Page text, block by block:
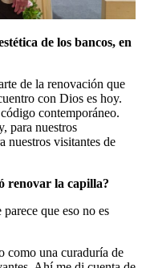
de los bancos, en
de la renovación que
con Dios es hoy.
contemporáneo.
para nuestros
nuestros visitantes de
renovar la capilla?
que eso no es
como una curaduría de